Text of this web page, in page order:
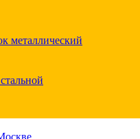
металлический